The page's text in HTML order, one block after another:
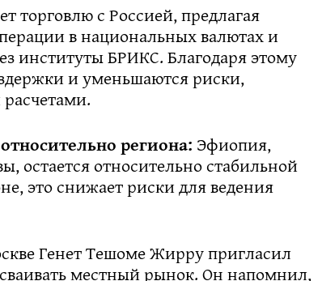
торговлю с Россией, предлагая
в национальных валютах и
институты БРИКС. Благодаря этому
и уменьшаются риски,
региона: Эфиопия,
остается относительно стабильной
это снижает риски для ведения
Генет Тешоме Жирру пригласил
местный рынок. Он напомнил,